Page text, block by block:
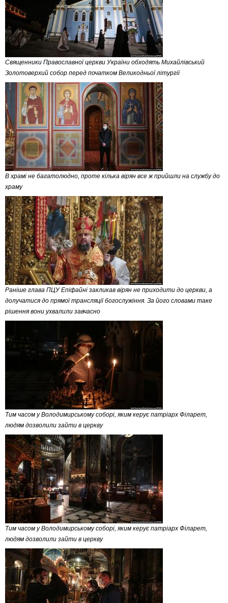
Священники Православної церкви України обходять Михайлівський
Золотоверхий собор перед початком Великодньої літургії
В храмі не багатолюдно, проте кілька вірян все ж прийшли на службу до
храму
Раніше глава ПЦУ Епіфайні закликав вірян не приходити до церкви, а
долучатися до прямої трансляції богослужіння. За його словами таке
рішення вони ухвалили завчасно
Тим часом у Володимирському соборі, яким керує патріарх Філарет,
людям дозволили зайти в церкву
Тим часом у Володимирському соборі, яким керує патріарх Філарет,
людям дозволили зайти в церкву